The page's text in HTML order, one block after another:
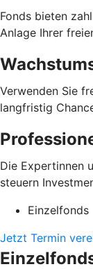
Fonds bieten
Anlage Ihrer
Verwenden Sie
langfristig
Die Expertinnen
steuern
Einzelfonds
Jetzt Termin